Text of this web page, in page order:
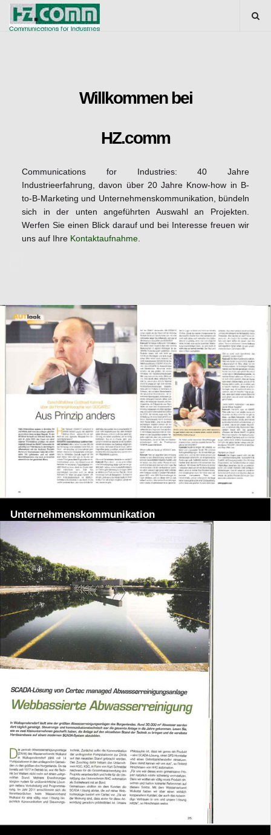
Willkommen bei
HZ.comm
Communications for Industries: 40 Jahre
Industrieerfahrung, davon über 20 Jahre Know-how in B-
to-B-Marketing und Unternehmenskommunikation, bündeln
sich in der unten angeführten Auswahl an Projekten.
Werfen Sie einen Blick darauf und bei Interesse freuen wir
uns auf Ihre Kontaktaufnahme.
Unternehmenskommunikation